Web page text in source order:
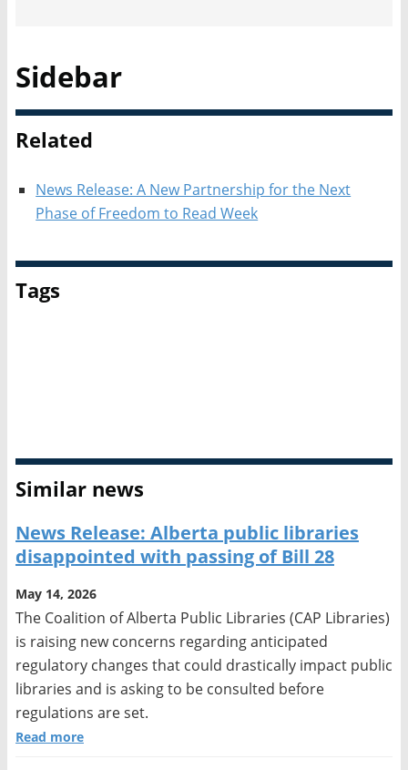
Sidebar
Related
News Release: A New Partnership for the Next
Phase of Freedom to Read Week
Tags
Similar news
News Release: Alberta public libraries
disappointed with passing of Bill 28
May 14, 2026
The Coalition of Alberta Public Libraries (CAP Libraries)
is raising new concerns regarding anticipated
regulatory changes that could drastically impact public
libraries and is asking to be consulted before
regulations are set.
Read more